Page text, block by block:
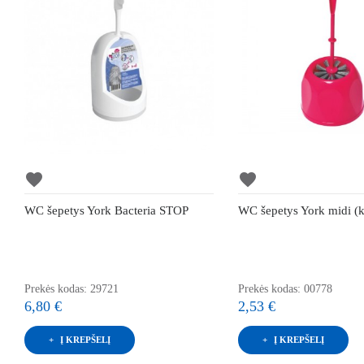
favorite
WC šepetys York Bacteria STOP
Prekės kodas: 29721
6,80 €
Į KREPŠELĮ
favorite
WC šepetys York midi
Prekės kodas: 00778
2,53 €
Į KREPŠELĮ